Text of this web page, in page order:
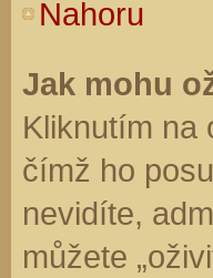
Nahoru
Jak mohu
Kliknutím na
čímž ho
nevidíte,
můžete